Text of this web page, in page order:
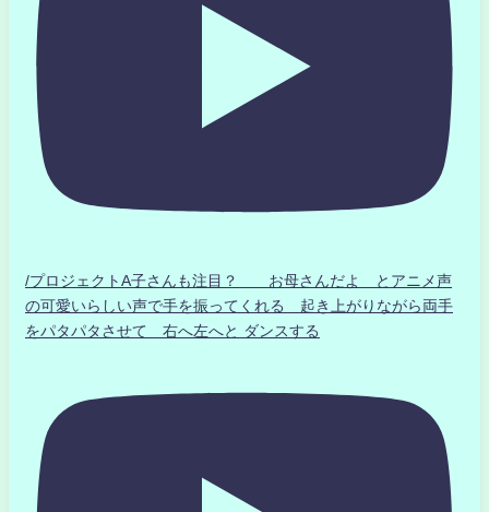
/プロジェクトA子さんも注目？ お母さんだよ とアニメ声
の可愛いらしい声で手を振ってくれる 起き上がりながら両手
をパタパタさせて 右へ左へと ダンスする